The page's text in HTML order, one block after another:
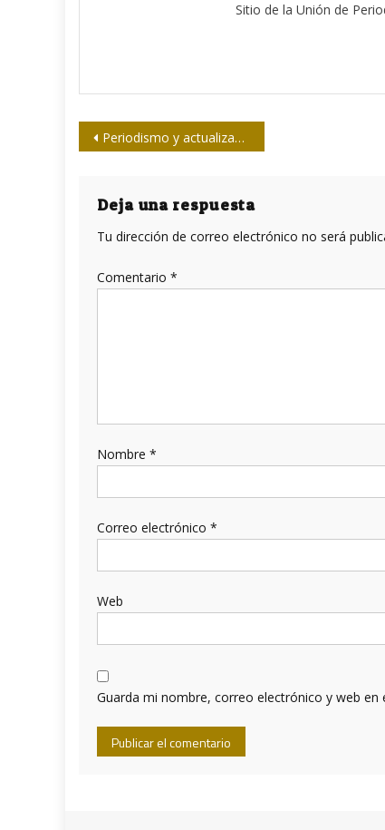
Sitio de la Unión de
Navegación
entradas
Periodismo y actualización económica
Deja una respuesta
Tu dirección de correo electrónico no será
Comentario *
Nombre *
Correo electrónico *
Web
Guarda mi nombre, correo electrónico y web